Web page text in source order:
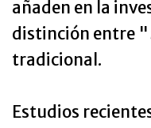
añaden en la
distinción entre "
tradicional.
Estudios